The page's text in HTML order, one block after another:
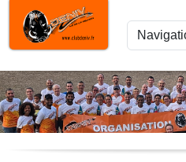
Panneau de gestion des cookies